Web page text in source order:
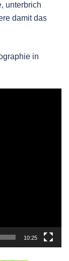
unterbrich
damit das
in
10:25